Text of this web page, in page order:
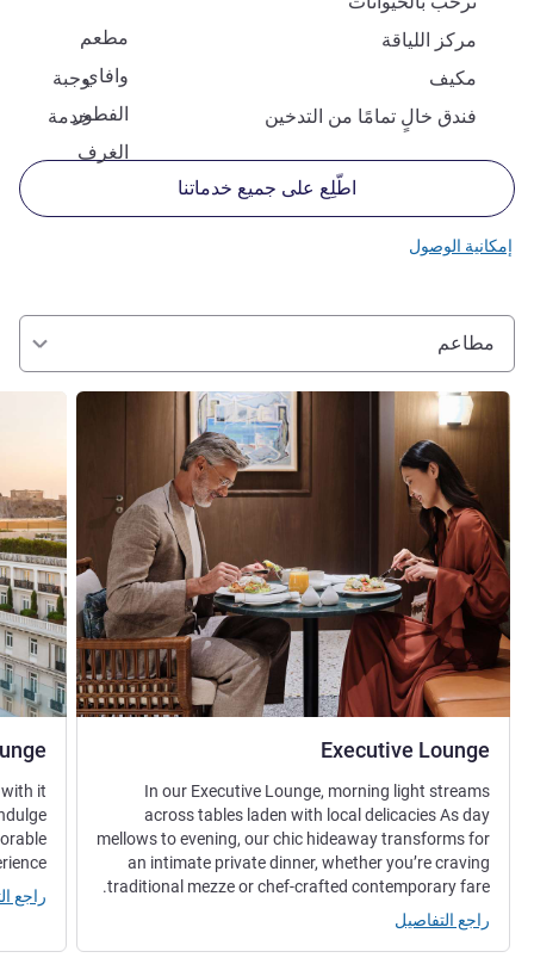
مطعم
مركز اللياقة
وافاي
مكيف
وجبة
الفطور
فندق خالٍ تمامًا من التدخين
خدمة
الغرف
اطّلِع على جميع خدماتنا
إمكانية الوصول
مطاعم
Executive Lounge
راجع التفاصيل
In our Executive Lounge, morning light streams
across tables laden with local delicacies As day
mellows to evening, our chic hideaway transforms for
an intimate private dinner, whether you’re craving
traditional mezze or chef-crafted contemporary fare.
راجع التفاصيل
it
راجع